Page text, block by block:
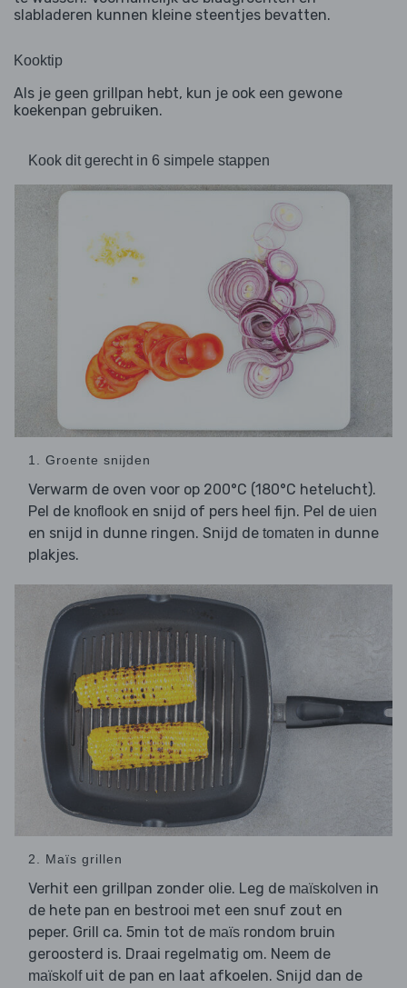
slabladeren kunnen kleine steentjes bevatten.
Kooktip
Als je geen grillpan hebt, kun je ook een gewone
koekenpan gebruiken.
Kook dit gerecht in 6 simpele stappen
1. Groente snijden
Verwarm de oven voor op 200°C (180°C hetelucht).
Pel de knoflook en snijd of pers heel fijn. Pel de uien
en snijd in dunne ringen. Snijd de tomaten in dunne
plakjes.
2. Maïs grillen
Verhit een grillpan zonder olie. Leg de maïskolven in
de hete pan en bestrooi met een snuf zout en
peper. Grill ca. 5min tot de maïs rondom bruin
geroosterd is. Draai regelmatig om. Neem de
maïskolfuit de pan en laat afkoelen. Snijd dan de